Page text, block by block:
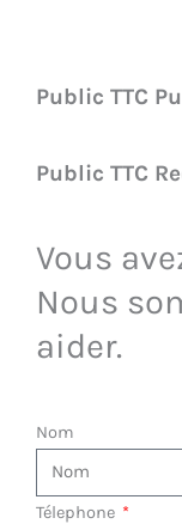
Public TTC
Public TTC
Vous
Nous
aider.​
Nom
Télephone